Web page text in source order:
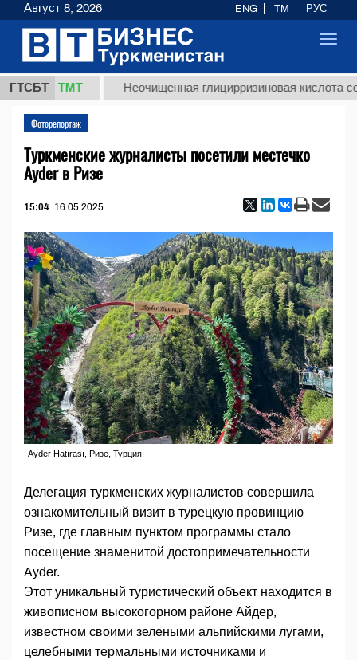
ГТСБТ
ТМТ Неочищенная глицирризиновая кислота
Фоторепортаж
Туркменские журналисты посетили местечко
Ayder в Ризе
15:04 16.05.2025
Ayder Hatırası, Ризе, Турция
Делегация туркменских журналистов совершила
ознакомительный визит в турецкую провинцию
Ризе, где главным пунктом программы стало
посещение знаменитой достопримечательности
Ayder.
Этот уникальный туристический объект находится в
живописном высокогорном районе Айдер,
известном своими зелеными альпийскими лугами,
целебными термальными источниками и
Август 8, 2026 ENG TM РУС